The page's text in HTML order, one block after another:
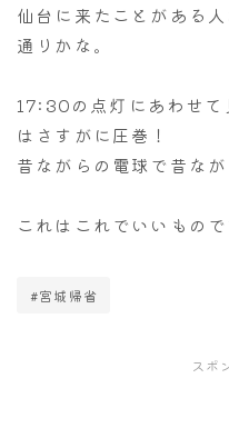
仙台に来たことがある
通りかな。
17:30の点灯にあわせて
はさすがに圧巻！
昔ながらの電球で昔な
これはこれでいいもので
#宮城帰省
スポ